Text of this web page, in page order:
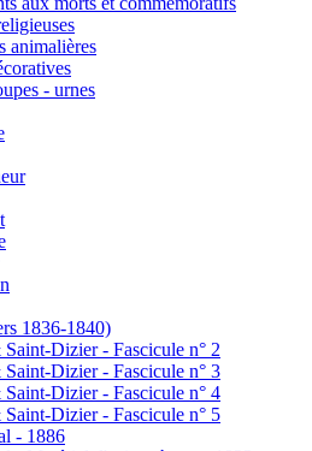
animalières
- urnes
1836-1840)
Dizier - Fascicule n° 2
Dizier - Fascicule n° 3
Dizier - Fascicule n° 4
Dizier - Fascicule n° 5
- 1886